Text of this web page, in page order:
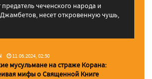
чеченского народа и
несет откровенную чушь,
11.06.2024, 02:50
мусульмане на страже Корана:
мифы о Священной Книге